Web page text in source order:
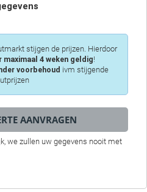
stijgen de prijzen. Hierdoor
4 weken geldig!
voorbehoud ivm stijgende
we zullen uw gegevens nooit met